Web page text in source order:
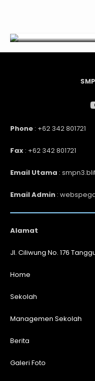
Phone : +62 342 801721
Fax : +62 342 801721
Email Utama :
Email Admin :
Alamat
Jl. Ciliwung No. 176
Home
Sekolah
Managemen Sekolah
Berita
Galeri Foto